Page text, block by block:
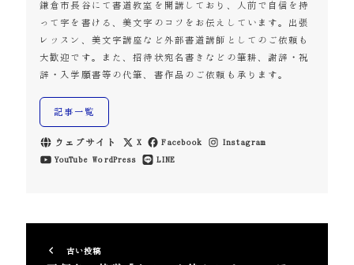
鎌倉市長谷にて書道教室を開講しており、人前で自信を持
って字を書ける、美文字のコツをお伝えしています。出張
レッスン、美文字講座など外部書道講師としてのご依頼も
大歓迎です。また、招待状宛名書きなどの筆耕、謝辞・祝
辞・入学願書等の代筆、書作品のご依頼も承ります。
記事一覧
ウェブサイト X Facebook
Instagram
YouTube WordPress LINE
古い投稿